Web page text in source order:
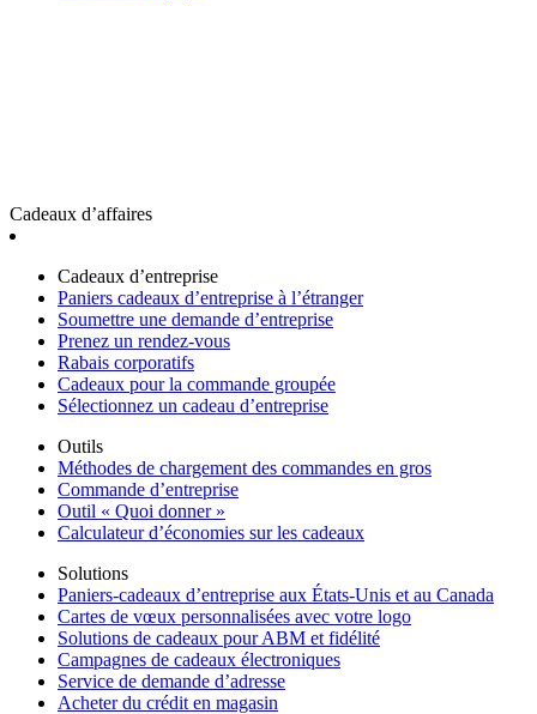
Cadeaux d’affaires
Cadeaux d’entreprise
Paniers cadeaux d’entreprise à l’étranger
Soumettre une demande d’entreprise
Prenez un rendez-vous
Rabais corporatifs
Cadeaux pour la commande groupée
Sélectionnez un cadeau d’entreprise
Outils
Méthodes de chargement des commandes en gros
Commande d’entreprise
Outil « Quoi donner »
Calculateur d’économies sur les cadeaux
Solutions
Paniers-cadeaux d’entreprise aux États-Unis et au Canada
Cartes de vœux personnalisées avec votre logo
Solutions de cadeaux pour ABM et fidélité
Campagnes de cadeaux électroniques
Service de demande d’adresse
Acheter du crédit en magasin